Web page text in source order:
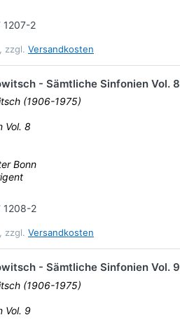
1207-2
zzgl. Versandkosten
- Sämtliche Sinfonien Vol. 8
(1906-1975)
Vol. 8
Bonn
1208-2
zzgl. Versandkosten
- Sämtliche Sinfonien Vol. 9
(1906-1975)
Vol. 9